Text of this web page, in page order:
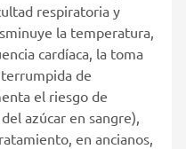
respiratoria y
la temperatura,
cardíaca, la toma
de
el riesgo de
azúcar en sangre),
en ancianos,